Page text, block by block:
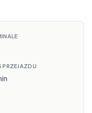
PRZEJAZDU